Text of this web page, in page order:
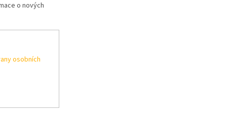
o nových
osobních